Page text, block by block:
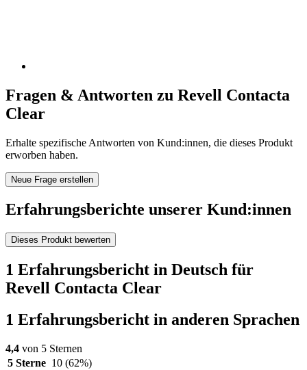
Fragen & Antworten zu Revell Contacta
Clear
Erhalte spezifische Antworten von Kund:innen, die dieses Produkt
erworben haben.
Neue Frage erstellen
Erfahrungsberichte unserer Kund:innen
Dieses Produkt bewerten
1 Erfahrungsbericht in Deutsch für
Revell Contacta Clear
1 Erfahrungsbericht in anderen Sprachen
4,4 von 5 Sternen
5 Sterne 10 (62%)